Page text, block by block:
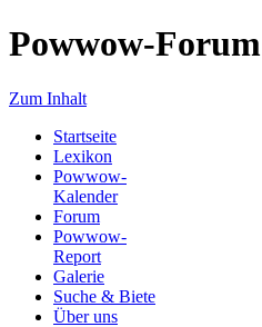
Powwow-Forum
Zum Inhalt
Startseite
Lexikon
Powwow-
Kalender
Forum
Powwow-
Report
Galerie
Suche & Biete
Über uns